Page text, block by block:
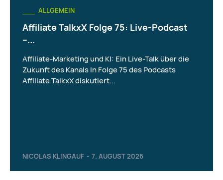
ALLGEMEIN
Affiliate TalkxX Folge 75: Live-Podcast
–...
NICOLAS KLINGAUF - 7. AUGUST 2026
Affiliate-Marketing und KI: Ein Live-Talk über die
Zukunft des Kanals In Folge 75 des Podcasts
Affiliate TalkxX diskutiert...